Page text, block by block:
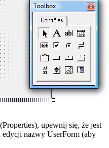
upewnij się, że jest
edycji nazwy UserForm (aby